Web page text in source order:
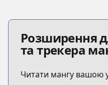
Розширення
та трекера
Читати мангу